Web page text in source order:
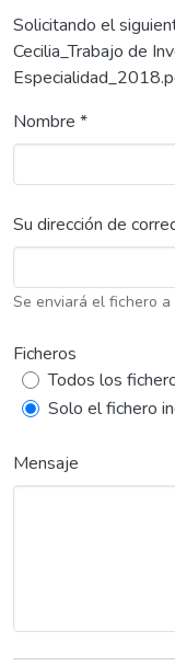
Solicitando el
Cecilia_Trabajo de
Nombre *
Su dirección de
Se enviará el fichero
Ficheros
Todos los
Solo el fichero
Mensaje